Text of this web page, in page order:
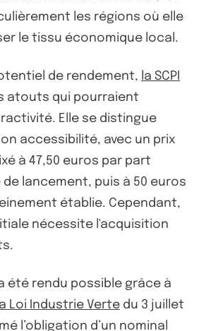
les régions où elle
le tissu économique local.
de rendement, la SCPI
atouts qui pourraient
Elle se distingue
accessibilité, avec un prix
à 47,50 euros par part
lancement, puis à 50 euros
établie. Cependant,
nécessite l'acquisition
été rendu possible grâce à
Loi Industrie Verte du 3 juillet
l’obligation d’un nominal